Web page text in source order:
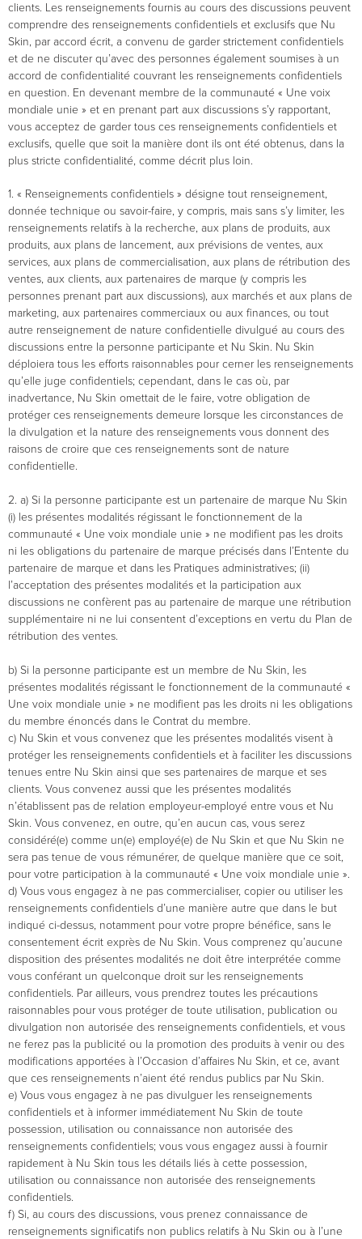
clients. Les renseignements fournis au cours des discussions peuvent
comprendre des renseignements confidentiels et exclusifs que Nu
Skin, par accord écrit, a convenu de garder strictement confidentiels
et de ne discuter qu’avec des personnes également soumises à un
accord de confidentialité couvrant les renseignements confidentiels
en question. En devenant membre de la communauté « Une voix
mondiale unie » et en prenant part aux discussions s’y rapportant,
vous acceptez de garder tous ces renseignements confidentiels et
exclusifs, quelle que soit la manière dont ils ont été obtenus, dans la
plus stricte confidentialité, comme décrit plus loin.
1. « Renseignements confidentiels » désigne tout renseignement,
donnée technique ou savoir-faire, y compris, mais sans s’y limiter, les
renseignements relatifs à la recherche, aux plans de produits, aux
produits, aux plans de lancement, aux prévisions de ventes, aux
services, aux plans de commercialisation, aux plans de rétribution des
ventes, aux clients, aux partenaires de marque (y compris les
personnes prenant part aux discussions), aux marchés et aux plans de
marketing, aux partenaires commerciaux ou aux finances, ou tout
autre renseignement de nature confidentielle divulgué au cours des
discussions entre la personne participante et Nu Skin. Nu Skin
déploiera tous les efforts raisonnables pour cerner les renseignements
qu’elle juge confidentiels; cependant, dans le cas où, par
inadvertance, Nu Skin omettait de le faire, votre obligation de
protéger ces renseignements demeure lorsque les circonstances de
la divulgation et la nature des renseignements vous donnent des
raisons de croire que ces renseignements sont de nature
confidentielle.
2. a) Si la personne participante est un partenaire de marque Nu Skin
(i) les présentes modalités régissant le fonctionnement de la
communauté « Une voix mondiale unie » ne modifient pas les droits
ni les obligations du partenaire de marque précisés dans l’Entente du
partenaire de marque et dans les Pratiques administratives; (ii)
l’acceptation des présentes modalités et la participation aux
discussions ne confèrent pas au partenaire de marque une rétribution
supplémentaire ni ne lui consentent d’exceptions en vertu du Plan de
rétribution des ventes.
b) Si la personne participante est un membre de Nu Skin, les
présentes modalités régissant le fonctionnement de la communauté «
Une voix mondiale unie » ne modifient pas les droits ni les obligations
du membre énoncés dans le Contrat du membre.
c) Nu Skin et vous convenez que les présentes modalités visent à
protéger les renseignements confidentiels et à faciliter les discussions
tenues entre Nu Skin ainsi que ses partenaires de marque et ses
clients. Vous convenez aussi que les présentes modalités
n’établissent pas de relation employeur-employé entre vous et Nu
Skin. Vous convenez, en outre, qu’en aucun cas, vous serez
considéré(e) comme un(e) employé(e) de Nu Skin et que Nu Skin ne
sera pas tenue de vous rémunérer, de quelque manière que ce soit,
pour votre participation à la communauté « Une voix mondiale unie ».
d) Vous vous engagez à ne pas commercialiser, copier ou utiliser les
renseignements confidentiels d’une manière autre que dans le but
indiqué ci-dessus, notamment pour votre propre bénéfice, sans le
consentement écrit exprès de Nu Skin. Vous comprenez qu’aucune
disposition des présentes modalités ne doit être interprétée comme
vous conférant un quelconque droit sur les renseignements
confidentiels. Par ailleurs, vous prendrez toutes les précautions
raisonnables pour vous protéger de toute utilisation, publication ou
divulgation non autorisée des renseignements confidentiels, et vous
ne ferez pas la publicité ou la promotion des produits à venir ou des
modifications apportées à l’Occasion d’affaires Nu Skin, et ce, avant
que ces renseignements n’aient été rendus publics par Nu Skin.
e) Vous vous engagez à ne pas divulguer les renseignements
confidentiels et à informer immédiatement Nu Skin de toute
possession, utilisation ou connaissance non autorisée des
renseignements confidentiels; vous vous engagez aussi à fournir
rapidement à Nu Skin tous les détails liés à cette possession,
utilisation ou connaissance non autorisée des renseignements
confidentiels.
f) Si, au cours des discussions, vous prenez connaissance de
renseignements significatifs non publics relatifs à Nu Skin ou à l’une